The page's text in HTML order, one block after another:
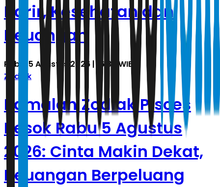
Karir, Kesehatan dan
Keuangan
Rabu, 5 Agustus 2026 | 16.35 WIB
Zodiak
Ramalan Zodiak Pisces
Besok Rabu 5 Agustus
2026: Cinta Makin Dekat,
Keuangan Berpeluang